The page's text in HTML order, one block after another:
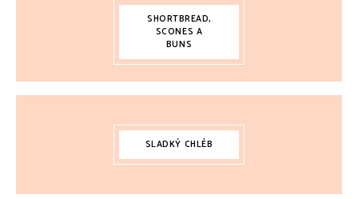
SHORTBREAD,
SCONES A
BUNS
SLADKÝ CHLÉB